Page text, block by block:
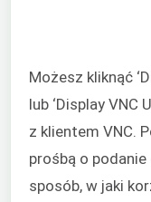
Możesz kliknąć
lub ‘Display VNC
z klientem VNC.
prośbą o
sposób, w jaki